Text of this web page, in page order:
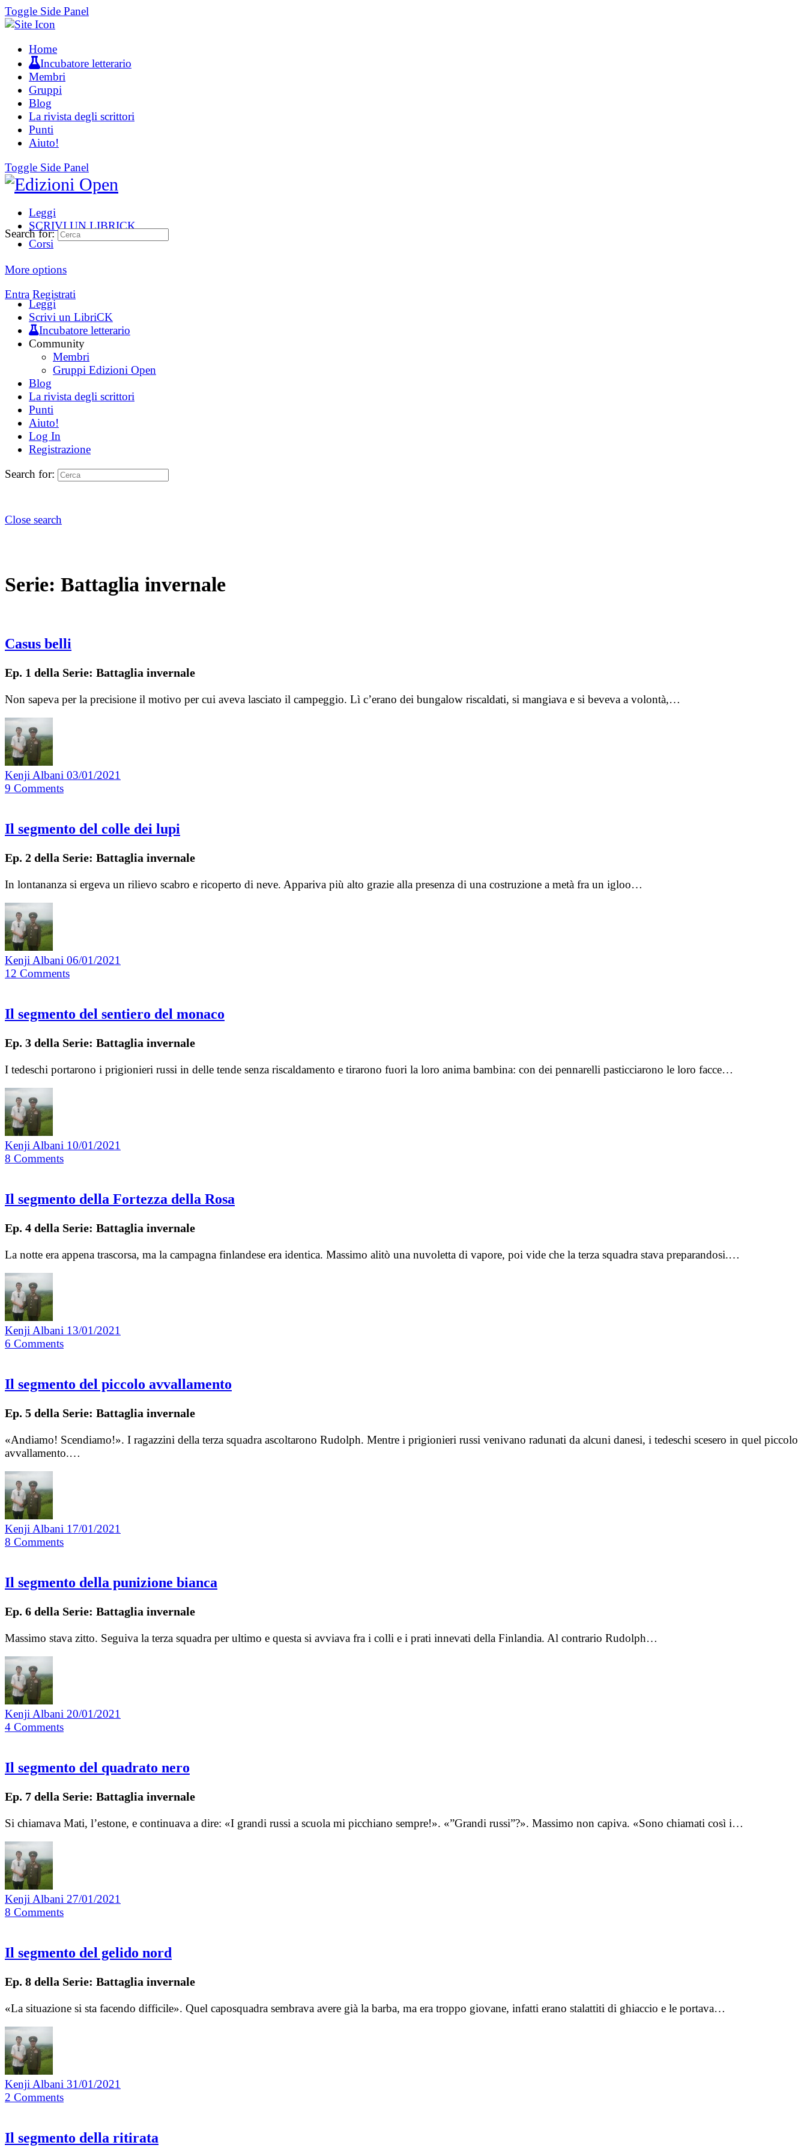
Toggle Side Panel
Home
Incubatore letterario
Membri
Gruppi
Blog
La rivista degli scrittori
Punti
Aiuto!
Toggle Side Panel
Leggi
SCRIVI UN LIBRICK
Corsi
More options
Entra Registrati
Search for:
Leggi
Scrivi un LibriCK
Incubatore letterario
Community
Membri
Gruppi Edizioni Open
Blog
La rivista degli scrittori
Punti
Aiuto!
Log In
Registrazione
Search for:
Close search
Serie: Battaglia invernale
Casus belli
Ep. 1 della Serie: Battaglia invernale
Non sapeva per la precisione il motivo per cui aveva lasciato il campeggio. Lì c’erano dei bungalow riscaldati, si mangiava e si beveva a volontà,…
Kenji Albani 03/01/2021
9 Comments
Il segmento del colle dei lupi
Ep. 2 della Serie: Battaglia invernale
In lontananza si ergeva un rilievo scabro e ricoperto di neve. Appariva più alto grazie alla presenza di una costruzione a metà fra un igloo…
Kenji Albani 06/01/2021
12 Comments
Il segmento del sentiero del monaco
Ep. 3 della Serie: Battaglia invernale
I tedeschi portarono i prigionieri russi in delle tende senza riscaldamento e tirarono fuori la loro anima bambina: con dei pennarelli pasticciarono le loro facce…
Kenji Albani 10/01/2021
8 Comments
Il segmento della Fortezza della Rosa
Ep. 4 della Serie: Battaglia invernale
La notte era appena trascorsa, ma la campagna finlandese era identica. Massimo alitò una nuvoletta di vapore, poi vide che la terza squadra stava preparandosi.…
Kenji Albani 13/01/2021
6 Comments
Il segmento del piccolo avvallamento
Ep. 5 della Serie: Battaglia invernale
«Andiamo! Scendiamo!». I ragazzini della terza squadra ascoltarono Rudolph. Mentre i prigionieri russi venivano radunati da alcuni danesi, i tedeschi scesero in quel piccolo
avvallamento.…
Kenji Albani 17/01/2021
8 Comments
Il segmento della punizione bianca
Ep. 6 della Serie: Battaglia invernale
Massimo stava zitto. Seguiva la terza squadra per ultimo e questa si avviava fra i colli e i prati innevati della Finlandia. Al contrario Rudolph…
Kenji Albani 20/01/2021
4 Comments
Il segmento del quadrato nero
Ep. 7 della Serie: Battaglia invernale
Si chiamava Mati, l’estone, e continuava a dire: «I grandi russi a scuola mi picchiano sempre!». «”Grandi russi”?». Massimo non capiva. «Sono chiamati così i…
Kenji Albani 27/01/2021
8 Comments
Il segmento del gelido nord
Ep. 8 della Serie: Battaglia invernale
«La situazione si sta facendo difficile». Quel caposquadra sembrava avere già la barba, ma era troppo giovane, infatti erano stalattiti di ghiaccio e le portava…
Kenji Albani 31/01/2021
2 Comments
Il segmento della ritirata